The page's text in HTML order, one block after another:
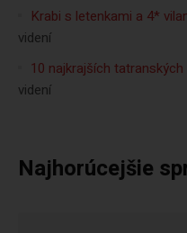
Krabi s letenkami a 4*
videní
10 najkrajších
videní
Najhorúcejšie